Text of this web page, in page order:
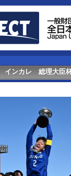
インカレ 総理大臣